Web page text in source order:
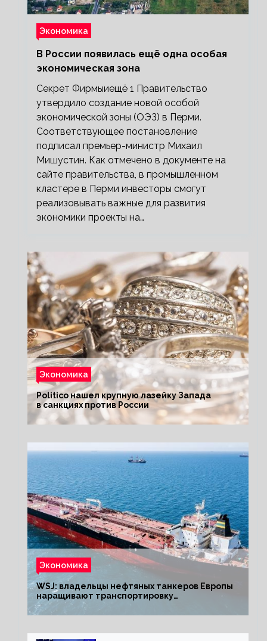
Экономика
В России появилась ещё одна особая
экономическая зона
Секрет Фирмыиещё 1 Правительство
утвердило создание новой особой
экономической зоны (ОЭЗ) в Перми.
Соответствующее постановление
подписал премьер-министр Михаил
Мишустин. Как отмечено в документе на
сайте правительства, в промышленном
кластере в Перми инвесторы смогут
реализовывать важные для развития
экономики проекты на…
Экономика
Politico нашел крупную лазейку Запада
в санкциях против России
Экономика
WSJ: владельцы нефтяных танкеров Европы
наращивают транспортировку
из РФ до санкций